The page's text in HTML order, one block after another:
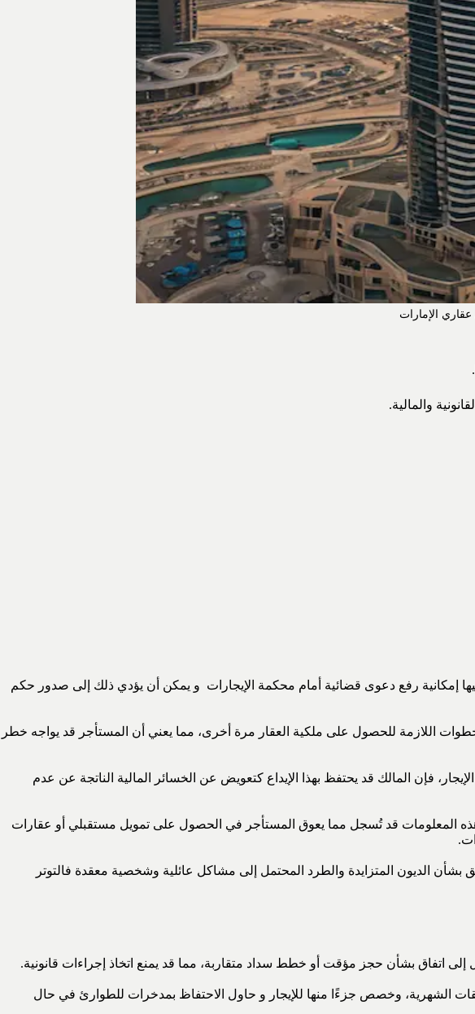
الإمارات
والمالية.
إمكانية رفع دعوى قضائية أمام محكمة الإيجارات و يمكن أن يؤدي ذلك إلى صدور حكم
الخطوات اللازمة للحصول على ملكية العقار مرة أخرى، مما يعني أن المستأجر قد يواجه خطر
فإن المالك قد يحتفظ بهذا الإيداع كتعويض عن الخسائر المالية الناتجة عن عدم
المعلومات قد تُسجل مما يعوق المستأجر في الحصول على تمويل مستقبلي أو عقارات
بشأن الديون المتزايدة والطرد المحتمل إلى مشاكل عائلية وشخصية معقدة فالتوتر
اتفاق بشأن حجز مؤقت أو خطط سداد متقاربة، مما قد يمنع اتخاذ إجراءات قانونية.
الشهرية، وخصص جزءًا منها للإيجار و حاول الاحتفاظ بمدخرات للطوارئ في حال